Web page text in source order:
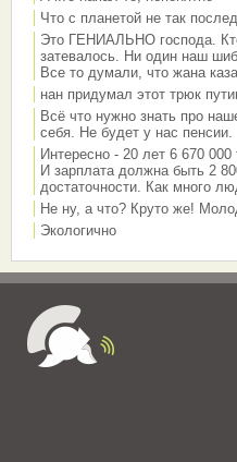
Что с планетой не так
Это ГЕНИАЛЬНО господа.
затевалось. Ни один наш
Все то думали, что жана
нан придумал этот трюк
Всё что нужно знать про
себя. Не будет у нас пенсии.
Интересно - 20 лет 6 670
И зарплата должна быть 2
достаточности. Как много
Не ну, а что? Круто же!
Экологично